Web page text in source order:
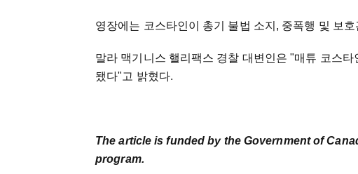
영장에는 코스타인이 총기 불법 소지, 중폭행 및 보
말라 맥기니스 핼리팩스 경찰 대변인은 "매튜 코스
됐다"고 밝혔다.
The article is funded by the Government of
program.